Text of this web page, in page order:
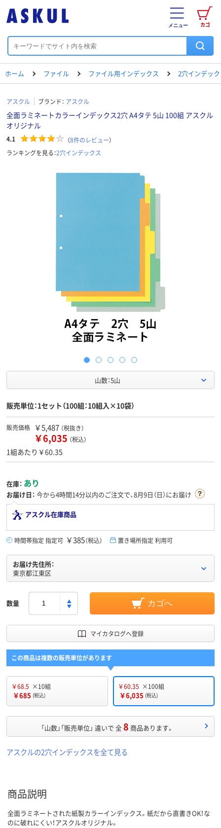
カゴ
メニュー
ホーム ファイル ファイル用インデックス 2穴インデッ
アスクル ブランド： アスクル
全面ラミネートカラーインデックス2穴 A4タテ 5山 100組 アスクル
オリジナル
4.1 （8件のレビュー）
ランキングを見る：2穴インデックス
山数：5山
販売単位：1セット（100組：10組入×10袋）
販売価格 ￥5,487 （税抜き）
￥6,035 （税込）
1組あたり￥60.35
在庫： あり
お届け日： 今から4時間14分以内のご注文で、8月9日（日）にお届け
アスクル在庫商品
時間帯指定 指定可 ￥385（税込） 置き場所指定 利用可
お届け先住所：
東京都江東区
数量 カゴへ
マイカタログへ登録
この商品は複数の販売単位があります
￥68.5 ×10組
￥685 (税込)
￥60.35 ×100組
￥6,035 (税込)
「山数」「販売単位」 違いで 全8 商品あります。
アスクルの2穴インデックスを全て見る
商品説明
全面ラミネートされた紙製カラーインデックス。紙だから直書きOK！な
のに破れにくい！アスクルオリジナル。